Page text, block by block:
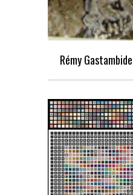
Rémy Gastambide